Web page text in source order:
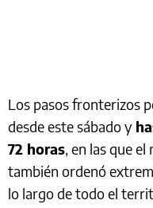
Los pasos fronterizos
desde este sábado y
72 horas, en las que
también ordenó
lo largo de todo el